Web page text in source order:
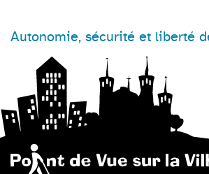
Autonomie, sécurité et liberté